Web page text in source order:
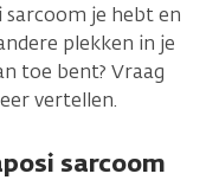
sarcoom je hebt en
plekken in je
toe bent? Vraag
vertellen.
sarcoom